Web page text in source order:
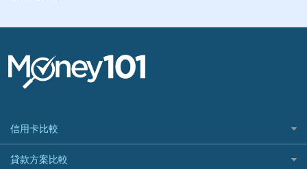
信用卡比較
信用卡情境類別推薦
貸款方案比較